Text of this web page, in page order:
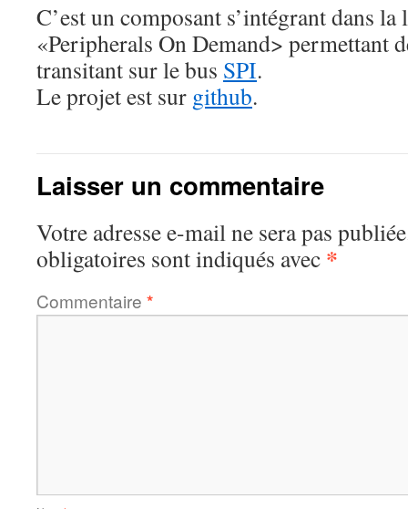
C’est un composant s’intégrant dans
«Peripherals On Demand> permettant
transitant sur le bus SPI.
Le projet est sur github.
Laisser un commentaire
Votre adresse e-mail ne sera pas
obligatoires sont indiqués avec *
Commentaire *